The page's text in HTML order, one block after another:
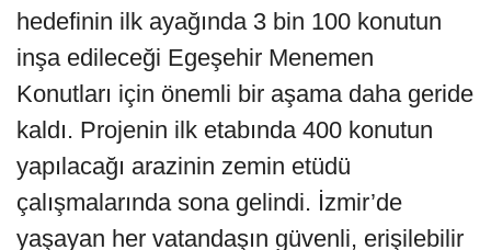
hedefinin ilk ayağında 3 bin 100 konutun
inşa edileceği Egeşehir Menemen
Konutları için önemli bir aşama daha geride
kaldı. Projenin ilk etabında 400 konutun
yapılacağı arazinin zemin etüdü
çalışmalarında sona gelindi. İzmir’de
yaşayan her vatandaşın güvenli, erişilebilir